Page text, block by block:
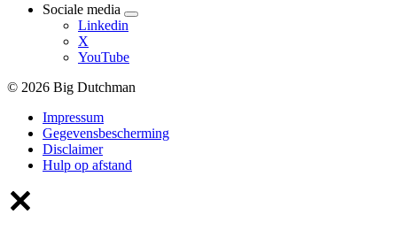
Sociale media
Linkedin
X
YouTube
© 2026 Big Dutchman
Impressum
Gegevensbescherming
Disclaimer
Hulp op afstand